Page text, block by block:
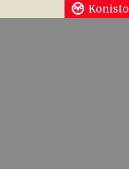
Konisto